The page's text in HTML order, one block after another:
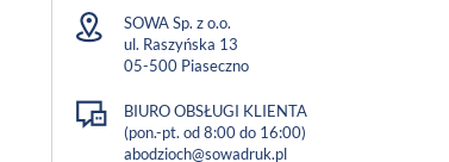
SOWA Sp. z o.o.
ul. Raszyńska 13
05-500 Piaseczno
BIURO OBSŁUGI KLIENTA
(pon.-pt. od 8:00 do 16:00)
abodzioch@sowadruk.pl